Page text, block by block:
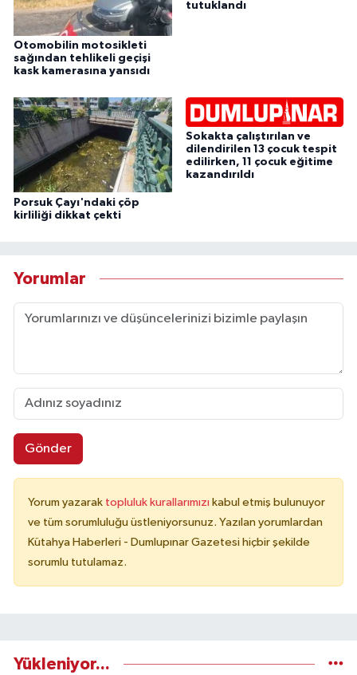
Otomobilin motosikleti
sağından tehlikeli geçişi
kask kamerasına yansıdı
tutuklandı
Porsuk Çayı'ndaki çöp
kirliliği dikkat çekti
Sokakta çalıştırılan ve
dilendirilen 13 çocuk tespit
edilirken, 11 çocuk eğitime
kazandırıldı
Yorumlar
Gönder
Yorum yazarak topluluk kurallarımızı kabul etmiş bulunuyor
ve tüm sorumluluğu üstleniyorsunuz. Yazılan yorumlardan
Kütahya Haberleri - Dumlupınar Gazetesi hiçbir şekilde
sorumlu tutulamaz.
Yükleniyor...